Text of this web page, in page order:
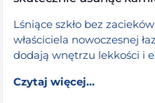
in będzie najlepsza?
Lśniące szkło bez
właściciela nowoczesnej
dodają wnętrzu lekkości i
Czytaj dalej >from
Czytaj więcej...